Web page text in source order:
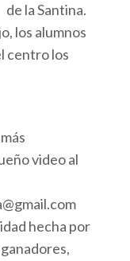
de la Santina.
los alumnos
centro los
video al
hecha por